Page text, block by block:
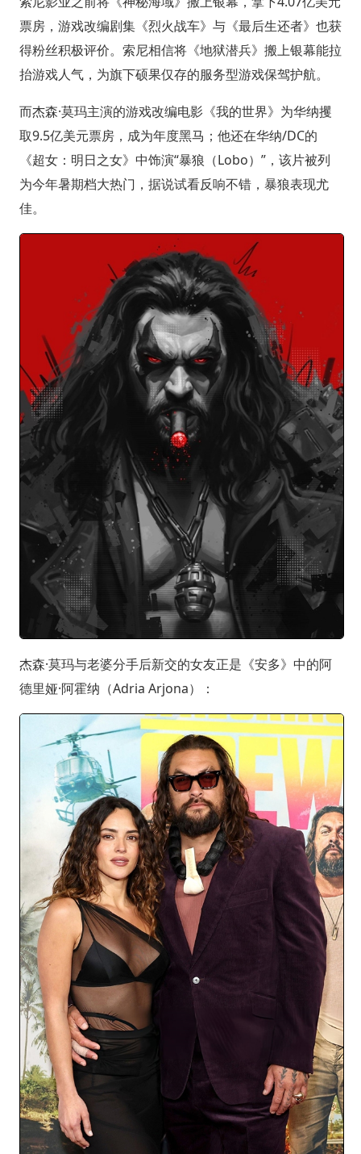
票房，游戏改编剧集《烈火战车》与《最后生还者》也获
得粉丝积极评价。索尼相信将《地狱潜兵》搬上银幕能拉
抬游戏人气，为旗下硕果仅存的服务型游戏保驾护航。
而杰森·莫玛主演的游戏改编电影《我的世界》为华纳攫
取9.5亿美元票房，成为年度黑马；他还在华纳/DC的
《超女：明日之女》中饰演“暴狼（Lobo）”，该片被列
为今年暑期档大热门，据说试看反响不错，暴狼表现尤
佳。
杰森·莫玛与老婆分手后新交的女友正是《安多》中的阿
德里娅·阿霍纳（Adria Arjona）：